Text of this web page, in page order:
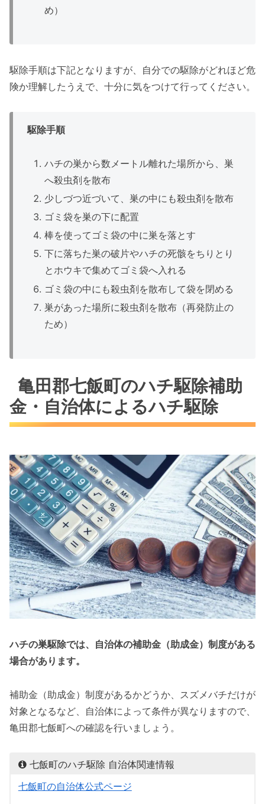
め）
駆除手順は下記となりますが、自分での駆除がどれほど危
険か理解したうえで、十分に気をつけて行ってください。
駆除手順
ハチの巣から数メートル離れた場所から、巣
へ殺虫剤を散布
少しづつ近づいて、巣の中にも殺虫剤を散布
ゴミ袋を巣の下に配置
棒を使ってゴミ袋の中に巣を落とす
下に落ちた巣の破片やハチの死骸をちりとり
とホウキで集めてゴミ袋へ入れる
ゴミ袋の中にも殺虫剤を散布して袋を閉める
巣があった場所に殺虫剤を散布（再発防止の
ため）
亀田郡七飯町のハチ駆除補助
金・自治体によるハチ駆除
ハチの巣駆除では、自治体の補助金（助成金）制度がある
場合があります。
補助金（助成金）制度があるかどうか、スズメバチだけが
対象となるなど、自治体によって条件が異なりますので、
亀田郡七飯町への確認を行いましょう。
七飯町のハチ駆除 自治体関連情報
七飯町の自治体公式ページ